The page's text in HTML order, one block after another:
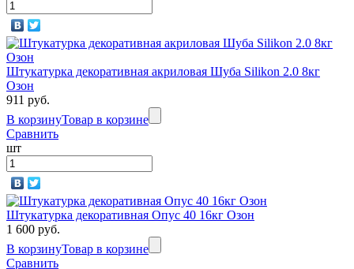
Штукатурка декоративная акриловая Шуба Silikon 2.0 8кг
Озон
911 руб.
В корзинуТовар в корзине
Сравнить
шт
Штукатурка декоративная Опус 40 16кг Озон
1 600 руб.
В корзинуТовар в корзине
Сравнить